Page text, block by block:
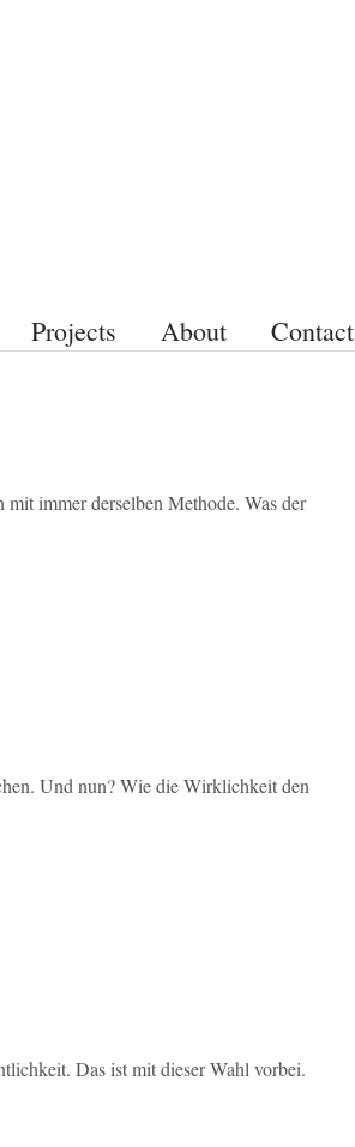
Projects About Contact
immer derselben Methode. Was der
Und nun? Wie die Wirklichkeit den
Das ist mit dieser Wahl vorbei.